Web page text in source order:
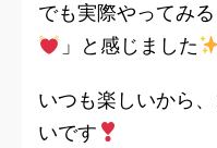
でも実際やってみ
」と感じました
いつも楽しいから
いです